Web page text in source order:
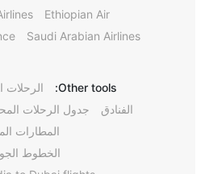
Ethiopian Air
Saudi Arabian Airlines
Other tools: الرحلات
الفنادق
جدول الرحلات
المطارات
الخطوط